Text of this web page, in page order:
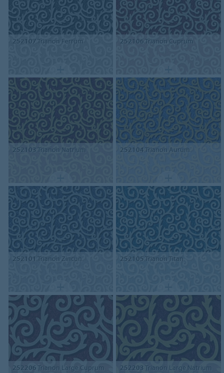
252107Trianon Ferrum 252106Trianon Cuprum
252103 Trianon Natrium 252104Trianon Aurum
252101 Trianon Zincun 252105Trianon Titan
252206Trianon Large Cuprum 252203 Trianon Large Natrium